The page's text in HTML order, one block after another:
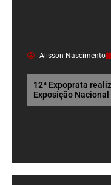
Alisson Nascimento
12ª Expoprata
Exposição